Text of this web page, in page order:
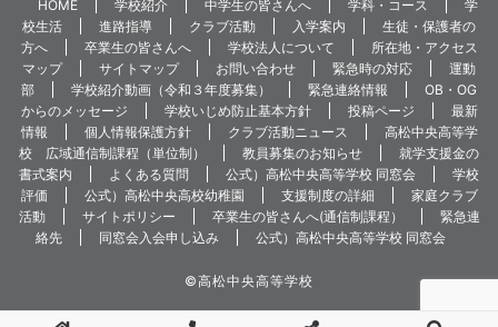
HOME 学校紹介 中学生の皆さんへ 学科・コース
学
校生活
進路指導 クラブ活動 入学案内
生徒・保護者の
方へ
卒業生の皆さんへ 学校法人について
所在地・アクセス
マップ
サイトマップ お問い合わせ 緊急時の対応
運動
部
学校紹介動画（令和３年度募集） 緊急連絡情報
OB・OG
からのメッセージ
学校いじめ防止基本方針 投稿ページ
最新
情報
個人情報保護方針 クラブ活動ニュース
高松中央高等学
校 広域通信制課程（単位制）
教員募集のお知らせ
就学支援金の
書式案内
よくある質問 公式）高松中央高等学校 同窓会
学校
評価
公式）高松中央高校幼稚園 支援制度の詳細
家庭クラブ
活動
サイトポリシー 卒業生の皆さんへ(通信制課程）
緊急連
絡先
同窓会入会申し込み 公式）高松中央高等学校 同窓会
©️高松中央高等学校